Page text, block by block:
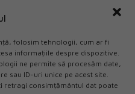
folosim tehnologii, cum ar fi
informațiile despre dispozitive.
ne permite să procesăm date,
sau ID-uri unice pe acest site.
retragi consimțământul dat poate
- 21:00
09:00 - 21:00
- 21:00
- 21:00